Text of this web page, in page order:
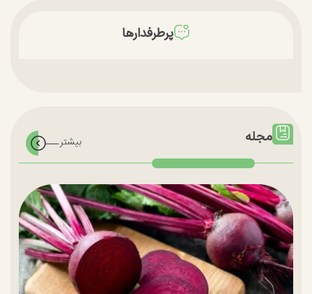
پرطرفدارها
مجله